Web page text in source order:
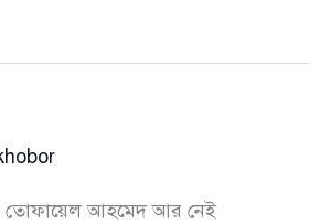
তোফায়েল আহমেদ আর নেই